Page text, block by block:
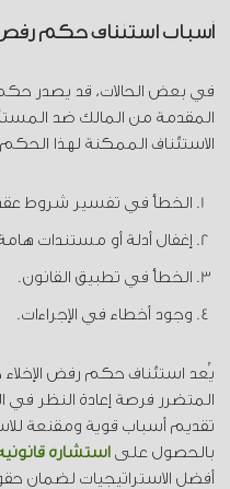
أسباب استئناف حكم رفض
في بعض الحالات، قد يصدر
المقدمة من المالك ضد
الاستئناف الممكنة لهذا
الخطأ في تفسير شروط عقد
إغفال أدلة أو مستندات
الخطأ في تطبيق القانون.
وجود أخطاء في الإجراءات.
يُعد استئناف حكم رفض
المتضرر فرصة إعادة النظر في
تقديم أسباب قوية ومقنعة
بالحصول على استشارة
أفضل الاستراتيجيات لضمان